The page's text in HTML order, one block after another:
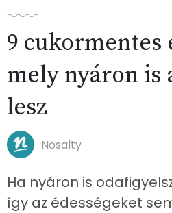
9 cukormentes
mely nyáron is
lesz
Nosalty
Ha nyáron is
így az édességeket